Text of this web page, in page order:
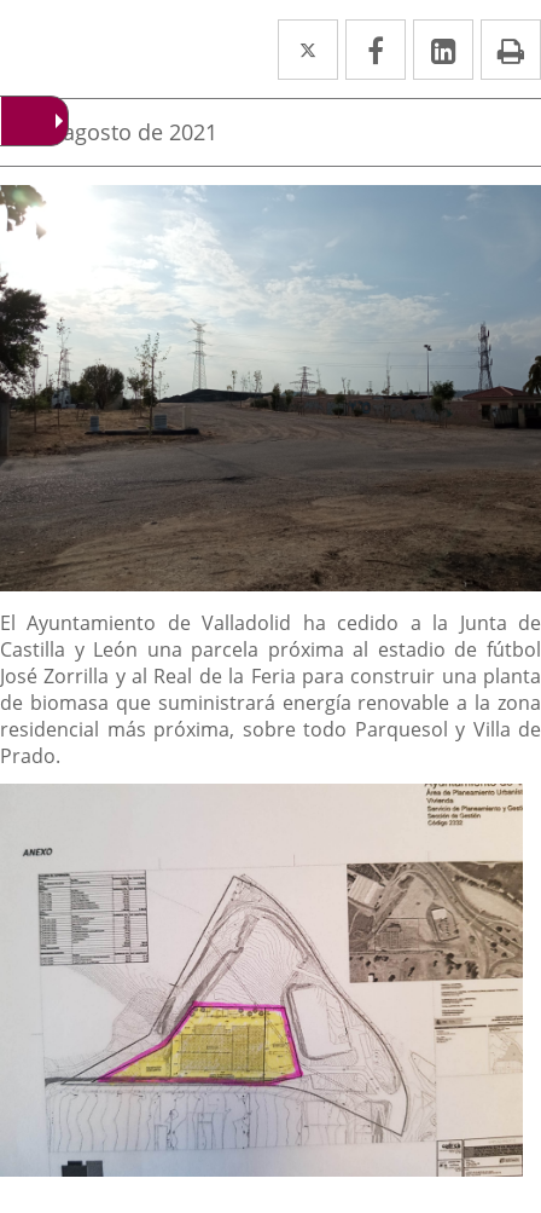
Twitter
Enlace
a
aplicación
Facebook
Enlace
a
aplicación
externa.
Enlace
a
Fecha
de
la
noticia
29 de agosto de 2021
Descripción
El Ayuntamiento de Valladolid ha cedido a la Junta de
Castilla y León una parcela próxima al estadio de fútbol
José Zorrilla y al Real de la Feria para construir una planta
de biomasa que suministrará energía renovable a la zona
residencial más próxima, sobre todo Parquesol y Villa de
Prado.